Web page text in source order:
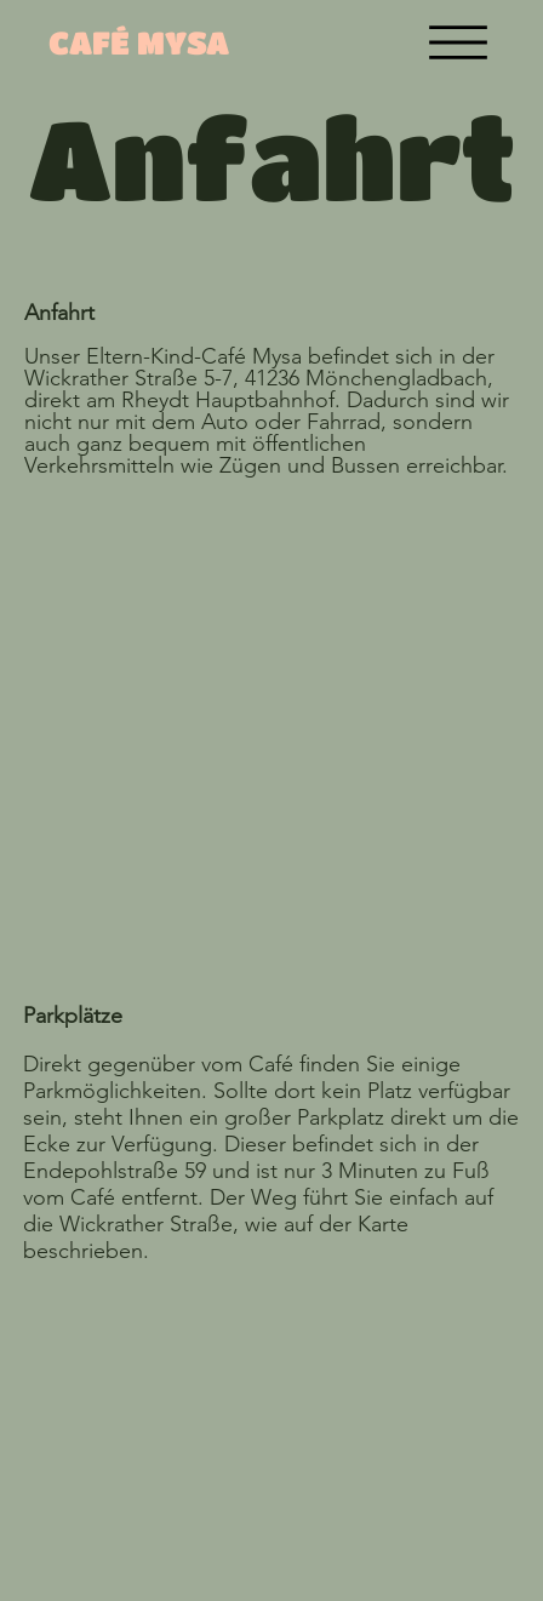
CAFÉ MYSA
Anfahrt
Anfahrt
Unser Eltern-Kind-Café Mysa befindet sich in der
Wickrather Straße 5-7, 41236 Mönchengladbach,
direkt am Rheydt Hauptbahnhof. Dadurch sind wir
nicht nur mit dem Auto oder Fahrrad, sondern
auch ganz bequem mit öffentlichen
Verkehrsmitteln wie Zügen und Bussen erreichbar.
Parkplätze
Direkt gegenüber vom Café finden Sie einige
Parkmöglichkeiten. Sollte dort kein Platz verfügbar
sein, steht Ihnen ein großer Parkplatz direkt um die
Ecke zur Verfügung. Dieser befindet sich in der
Endepohlstraße 59 und ist nur 3 Minuten zu Fuß
vom Café entfernt. Der Weg führt Sie einfach auf
die Wickrather Straße, wie auf der Karte
beschrieben.